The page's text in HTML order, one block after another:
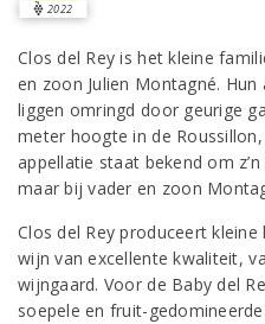
2022
Clos del Rey is het kleine
en zoon Julien Montagné.
liggen omringd door geurige
meter hoogte in de
appellatie staat bekend om
maar bij vader en zoon
Clos del Rey produceert
wijn van excellente kwaliteit,
wijngaard. Voor de Baby del
soepele en fruit-